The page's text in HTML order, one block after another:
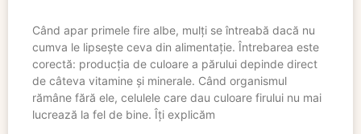
Când apar primele fire albe, mulți se întreabă dacă nu
cumva le lipsește ceva din alimentație. Întrebarea este
corectă: producția de culoare a părului depinde direct
de câteva vitamine și minerale. Când organismul
rămâne fără ele, celulele care dau culoare firului nu mai
lucrează la fel de bine. Îți explicăm